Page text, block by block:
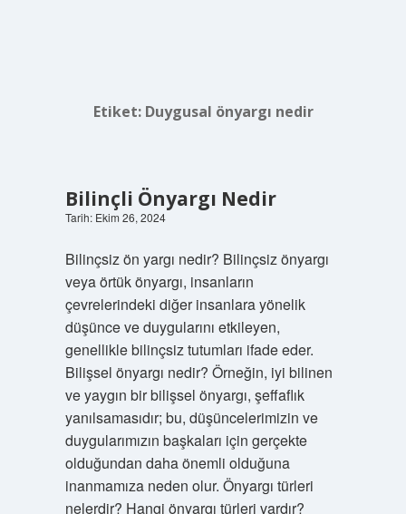
Etiket: Duygusal önyargı nedir
Bilinçli Önyargı Nedir
Tarih: Ekim 26, 2024
Bilinçsiz ön yargı nedir? Bilinçsiz önyargı
veya örtük önyargı, insanların
çevrelerindeki diğer insanlara yönelik
düşünce ve duygularını etkileyen,
genellikle bilinçsiz tutumları ifade eder.
Bilişsel önyargı nedir? Örneğin, iyi bilinen
ve yaygın bir bilişsel önyargı, şeffaflık
yanılsamasıdır; bu, düşüncelerimizin ve
duygularımızın başkaları için gerçekte
olduğundan daha önemli olduğuna
inanmamıza neden olur. Önyargı türleri
nelerdir? Hangi önyargı türleri vardır?